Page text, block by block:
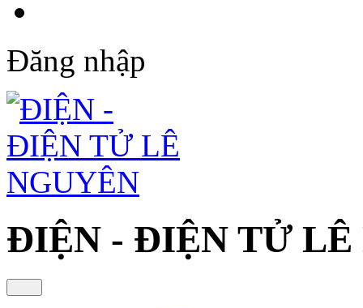
Đăng nhập
ĐIỆN - ĐIỆN TỬ LÊ